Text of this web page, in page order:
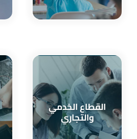
القطاع الخدمي
والتجاري